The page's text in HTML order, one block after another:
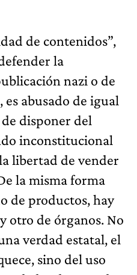
de contenidos”,
la
nazi o de
abusado de igual
disponer del
inconstitucional
libertad de vender
la misma forma
de productos, hay
otro de órganos. No
verdad estatal, el
sino del uso